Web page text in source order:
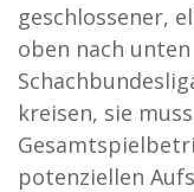
geschlossener,
oben nach
kreisen, sie
potenziellen